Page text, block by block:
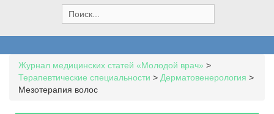
e
a
h
f
o
Журнал медицинских статей «Молодой врач» >
Терапевтические специальности > Дерматовенерология >
Мезотерапия волос